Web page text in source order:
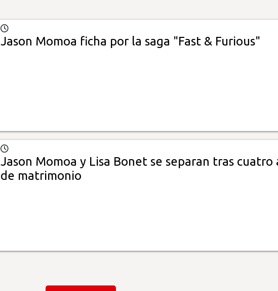
Jason Momoa ficha por la saga "Fast & Furious"
Jason Momoa y Lisa Bonet se separan tras cuatro
de matrimonio